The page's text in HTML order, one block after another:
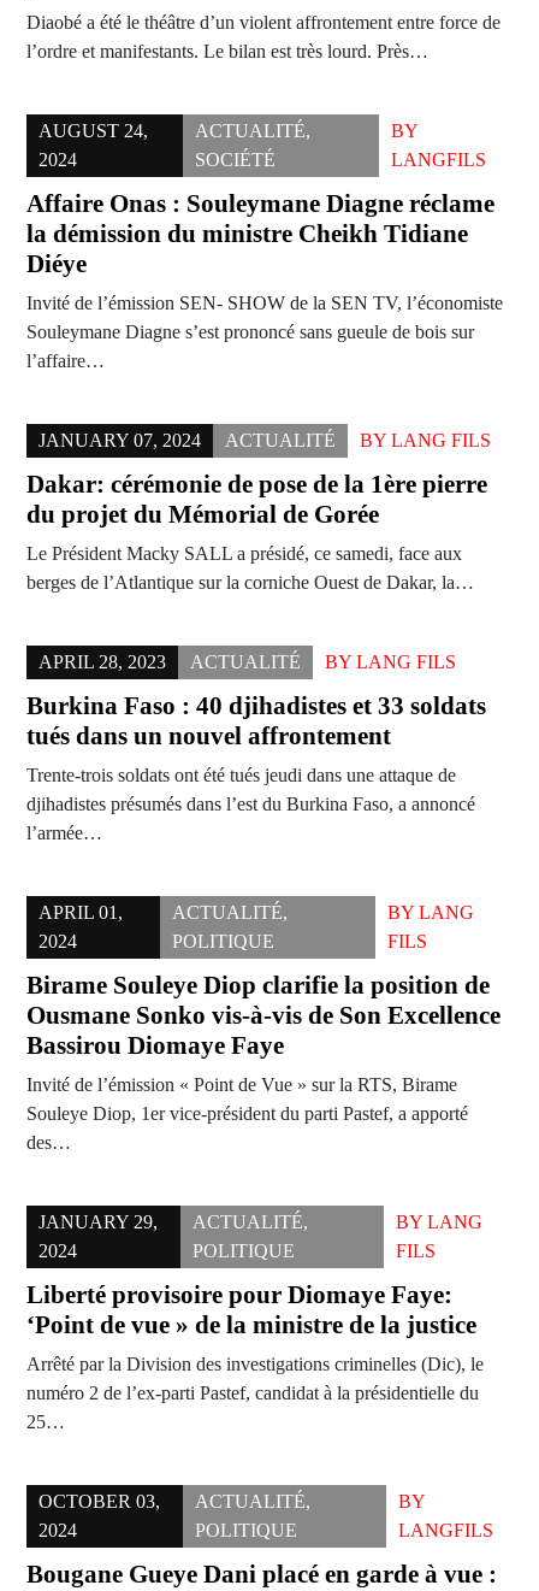
Diaobé a été le théâtre d’un violent affrontement entre force de
l’ordre et manifestants. Le bilan est très lourd. Près…
AUGUST 24,
2024
ACTUALITÉ,
SOCIÉTÉ
BY
LANGFILS
Affaire Onas : Souleymane Diagne réclame
la démission du ministre Cheikh Tidiane
Diéye
Invité de l’émission SEN- SHOW de la SEN TV, l’économiste
Souleymane Diagne s’est prononcé sans gueule de bois sur
l’affaire…
JANUARY 07, 2024 ACTUALITÉ BY LANG FILS
Dakar: cérémonie de pose de la 1ère pierre
du projet du Mémorial de Gorée
Le Président Macky SALL a présidé, ce samedi, face aux
berges de l’Atlantique sur la corniche Ouest de Dakar, la…
APRIL 28, 2023 ACTUALITÉ BY LANG FILS
Burkina Faso : 40 djihadistes et 33 soldats
tués dans un nouvel affrontement
Trente-trois soldats ont été tués jeudi dans une attaque de
djihadistes présumés dans l’est du Burkina Faso, a annoncé
l’armée…
APRIL 01,
2024
ACTUALITÉ,
POLITIQUE
BYLANG
FILS
Birame Souleye Diop clarifie la position de
Ousmane Sonko vis-à-vis de Son Excellence
Bassirou Diomaye Faye
Invité de l’émission « Point de Vue » sur la RTS, Birame
Souleye Diop, 1er vice-président du parti Pastef, a apporté
des…
JANUARY 29,
2024
ACTUALITÉ,
POLITIQUE
BY LANG
FILS
Liberté provisoire pour Diomaye Faye:
‘Point de vue » de la ministre de la justice
Arrêté par la Division des investigations criminelles (Dic), le
numéro 2 de l’ex-parti Pastef, candidat à la présidentielle du
25…
OCTOBER 03,
2024
ACTUALITÉ,
POLITIQUE
BY
LANGFILS
Bougane Gueye Dani placé en garde à vue :